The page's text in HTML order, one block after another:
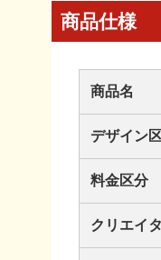
商品仕様
商品名
デザイン
料金区分
クリエイ